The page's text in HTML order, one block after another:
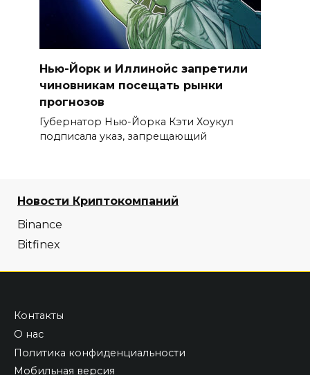
Нью-Йорк и Иллинойс запретили
чиновникам посещать рынки
прогнозов
Губернатор Нью-Йорка Кэти Хоукул
подписала указ, запрещающий
Новости Криптокомпаний
Binance
Bitfinex
Контакты
О нас
Политика конфиденциальности
Мобильная версия